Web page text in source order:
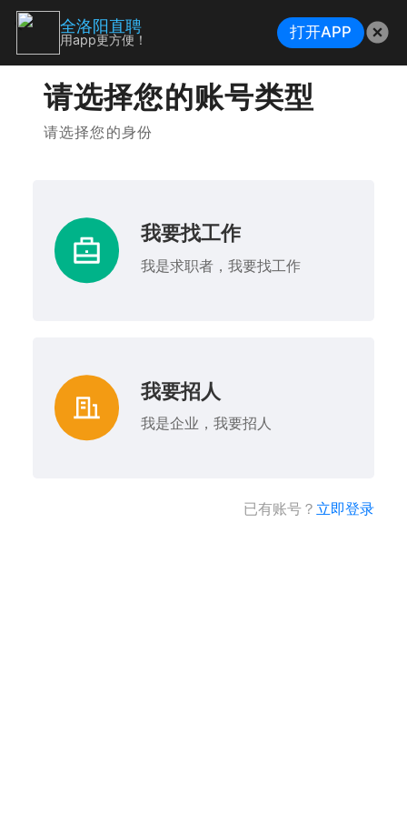
请选择您的账号类型
请选择您的身份
我要找工作
我是求职者，我要找工作
我要招人
我是企业，我要招人
已有账号？ 立即登录
全洛阳直聘
用app更方便！ 打开APP